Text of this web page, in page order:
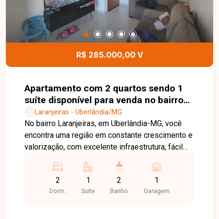
em contato e agende sua visita!
R$ 285.000,00 V
Apartamento com 2 quartos sendo 1
suíte disponível para venda no bairro
Laranjeiras em Uberlândia-MG
Laranjeiras - Uberlândia/MG
No bairro Laranjeiras, em Uberlândia-MG, você
encontra uma região em constante crescimento e
valorização, com excelente infraestrutura, fácil
proximidade com supermercados, escolas,
farmácias e diversos comércios, proporcionando
praticidade e qualidade de vida. Apartamento
2
Dorm.
1
Suite
2
Banho
1
Garagem